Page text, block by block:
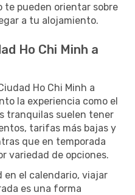
pueden orientar sobre
a tu alojamiento.
Ho Chi Minh a
Ho Chi Minh a
la experiencia como el
tranquilas suelen tener
tarifas más bajas y
que en temporada
variedad de opciones.
en el calendario, viajar
es una forma